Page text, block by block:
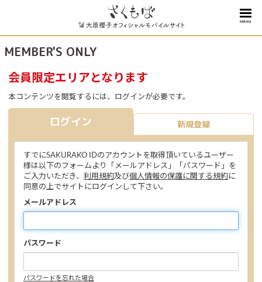
MENU
MEMBER'S ONLY
会員限定エリアとなります
本コンテンツを閲覧するには、ログインが必要です。
ログイン 新規登録
すでにSAKURAKO IDのアカウントを取得頂いているユーザー
様は以下のフォームより「メールアドレス」「パスワード」を
ご入力いただき、 利用規約及び個人情報の保護に関する規約に
同意の上でサイトにログインして下さい。
メールアドレス
パスワード
パスワードを忘れた場合